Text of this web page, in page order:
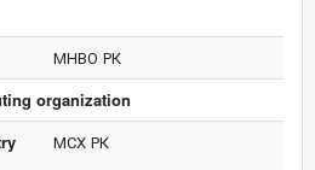
МНВО РК
organization
МСХ РК